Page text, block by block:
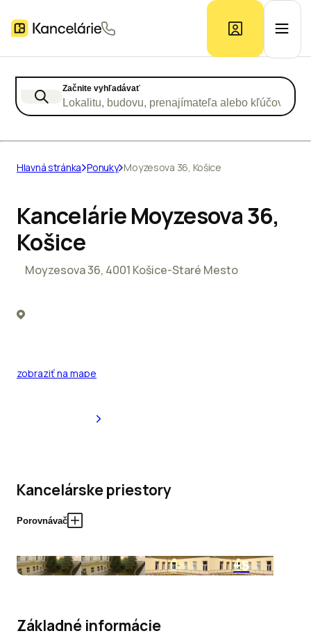
Prieskum trhu
Začnite vyhľadávať
Lokalitu, budovu, prenajímateľa alebo kľúčové
Hlavná stránka Ponuky Moyzesova 36, Košice
Kancelárie Moyzesova 36,
Košice
Moyzesova 36, 4001 Košice-Staré Mesto
zobraziť na mape
Kancelárske priestory
Porovnávač
+5
Základné informácie